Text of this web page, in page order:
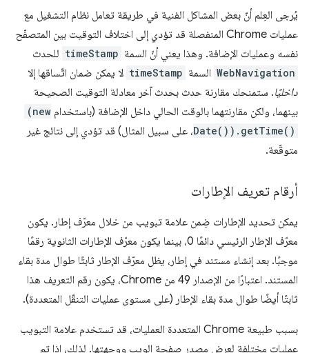
يُرجى العِلم أنّ بعض المشاكل الفنية في طريقة تعامل نظام التشغيل مع
عمليات Chrome المنفصلة قد تؤدي إلى اختلاف التوقيت بين المتصفّح
نفسه وعمليات الإضافة. وهذا يعني أنّ السمة timeStamp للحدث
WebNavigation السمة timeStamp لا يمكن ضمان اتّساقها إلا
داخليًا. ستمنحك مقارنة حدث بحدث آخر معادلة التوقيت الصحيحة
بينهما، ولكن مقارنتهما بالوقت الحالي داخل الإضافة (باستخدام (new
Date()).getTime()، على سبيل المثال) قد تؤدي إلى نتائج غير
متوقّعة.
أرقام تعريف الإطارات
يمكن تحديد الإطارات ضِمن علامة تبويب من خلال معرّف إطار. يكون
معرّف الإطار الرئيسي دائمًا 0، بينما يكون معرّف الإطارات الثانوية رقمًا
موجبًا. بعد إنشاء مستند في إطار، يظل معرّف الإطار ثابتًا طوال مدة بقاء
المستند. اعتبارًا من الإصدار 49 من Chrome، يكون رقم التعريف هذا
ثابتًا أيضًا طوال مدة بقاء الإطار (على مستوى عمليات التنقّل المتعددة).
بسبب طبيعة Chrome المتعددة العمليات، قد تستخدم علامة التبويب
عمليات مختلفة لعرض مصدر صفحة الويب ووجهتها. لذلك، إذا تم